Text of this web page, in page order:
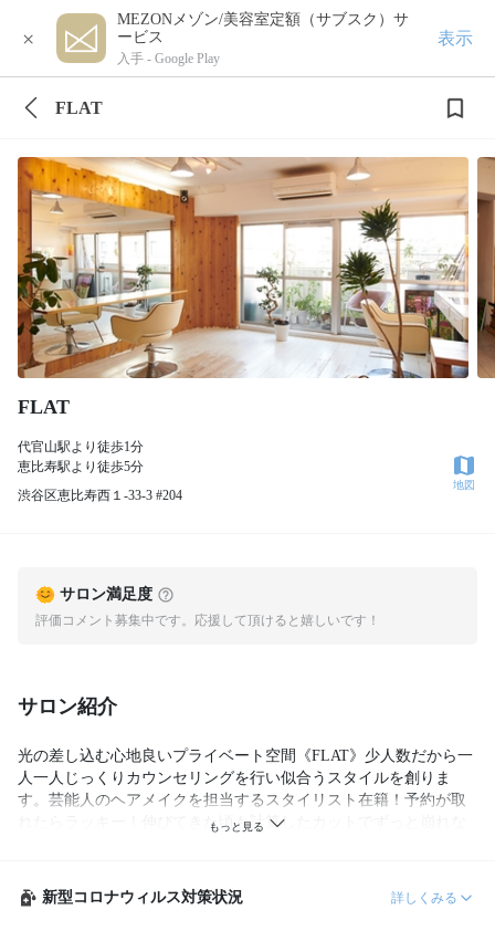
×
MEZONメゾン/美容室定額（サブスク）サ
ービス
入手 - Google Play
表示
FLAT
FLAT
代官山駅より徒歩1分
恵比寿駅より徒歩5分
渋谷区恵比寿西１-33-3 #204
地図
サロン満足度
評価コメント募集中です。応援して頂けると嬉しいです！
サロン紹介
光の差し込む心地良いプライベート空間《FLAT》少人数だから一
人一人じっくりカウンセリングを行い似合うスタイルを創りま
す。芸能人のヘアメイクを担当するスタイリスト在籍！予約が取
れたらラッキー！伸びてきた頃も計算したカットでずっと崩れな
新型コロナウィルス対策状況 詳しくみる